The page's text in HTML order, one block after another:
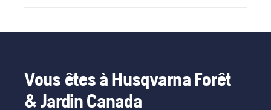
Vous êtes à Husqvarna Forêt
& Jardin Canada